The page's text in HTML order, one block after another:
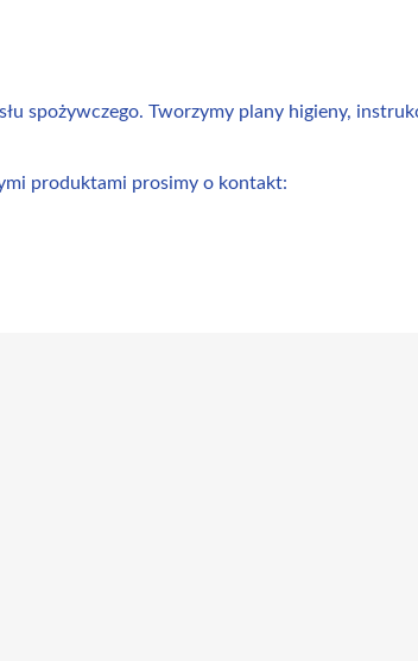
spożywczego. Tworzymy plany higieny,
produktami prosimy o kontakt: